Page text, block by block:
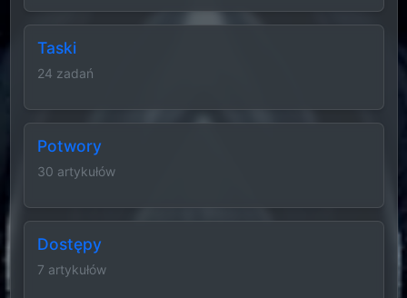
Taski
24 zadań
Potwory
30 artykułów
Dostępy
7 artykułów